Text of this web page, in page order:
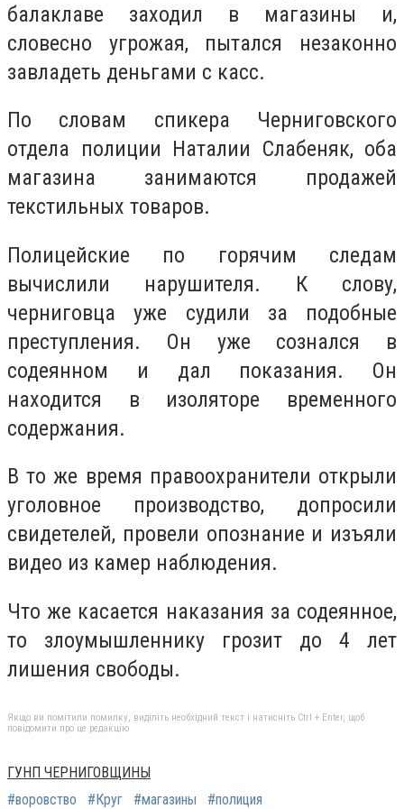
балаклаве заходил в магазины и,
словесно угрожая, пытался незаконно
завладеть деньгами с касс.
По словам спикера Черниговского
отдела полиции Наталии Слабеняк, оба
магазина занимаются продажей
текстильных товаров.
Полицейские по горячим следам
вычислили нарушителя. К слову,
черниговца уже судили за подобные
преступления. Он уже сознался в
содеянном и дал показания. Он
находится в изоляторе временного
содержания.
В то же время правоохранители открыли
уголовное производство, допросили
свидетелей, провели опознание и изъяли
видео из камер наблюдения.
Что же касается наказания за содеянное,
то злоумышленнику грозит до 4 лет
лишения свободы.
Якщо ви помітили помилку, виділіть необхідний текст і натисніть Ctrl + Enter, щоб
повідомити про це редакцію
ГУНП ЧЕРНИГОВЩИНЫ
#воровство
#Круг #магазины #полиция